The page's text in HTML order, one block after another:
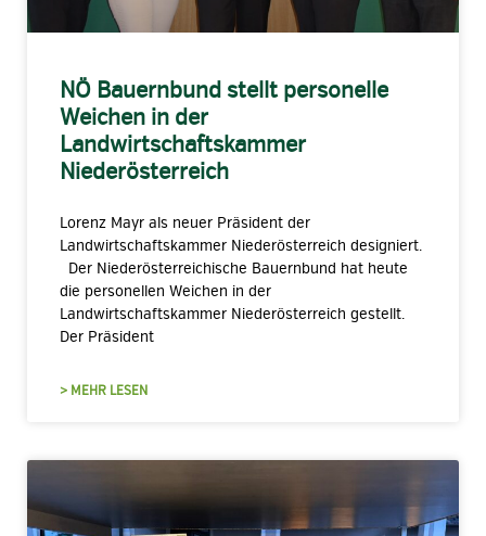
NÖ Bauernbund stellt personelle
Weichen in der
Landwirtschaftskammer
Niederösterreich
Lorenz Mayr als neuer Präsident der
Landwirtschaftskammer Niederösterreich designiert.
Der Niederösterreichische Bauernbund hat heute
die personellen Weichen in der
Landwirtschaftskammer Niederösterreich gestellt.
Der Präsident
> MEHR LESEN